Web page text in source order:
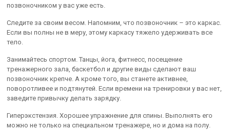
позвоночником у вас уже есть.
Следите за своим весом. Напомним, что позвоночник – это каркас.
Если вы полны не в меру, этому каркасу тяжело удерживать все
тело.
Занимайтесь спортом. Танцы, йога, фитнесс, посещение
тренажерного зала, баскетбол и другие виды сделают ваш
позвоночник крепче. А кроме того, вы станете активнее,
поворотливее и подтянутей. Если времени на тренировки у вас нет,
заведите привычку делать зарядку.
Гиперэкстензия. Хорошее упражнение для спины. Выполнять его
можно не только на специальном тренажере, но и дома на полу.